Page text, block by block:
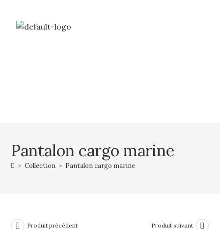
Pantalon cargo marine
> Collection > Pantalon cargo marine
Produit précédent Produit suivant